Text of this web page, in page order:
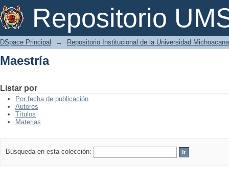
Repositorio
Maestría
DSpace Principal → Repositorio Institucional de la Universidad
Maestría
Listar por
Por fecha de publicación
Autores
Títulos
Materias
Búsqueda en esta colección: